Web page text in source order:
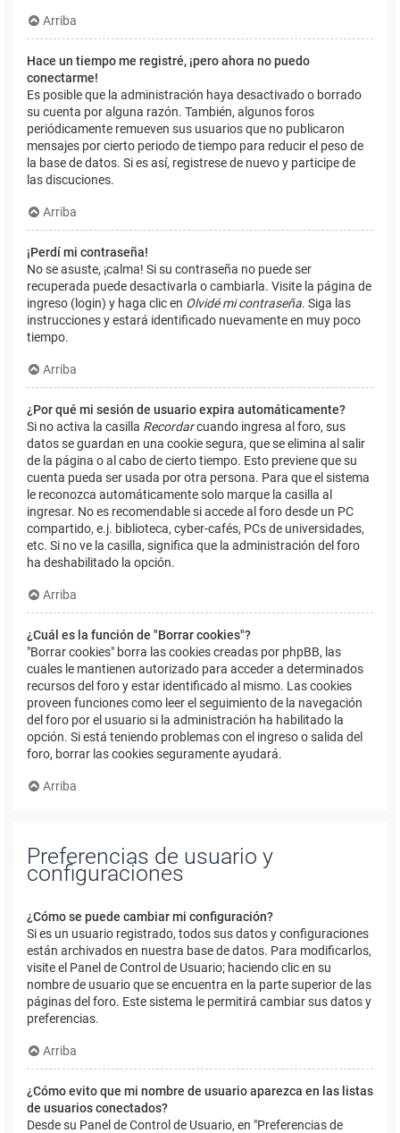
Arriba
Hace un tiempo me registré, ¡pero ahora no puedo
conectarme!
Es posible que la administración haya desactivado o borrado
su cuenta por alguna razón. También, algunos foros
periódicamente remueven sus usuarios que no publicaron
mensajes por cierto periodo de tiempo para reducir el peso de
la base de datos. Si es así, registrese de nuevo y participe de
las discuciones.
Arriba
¡Perdí mi contraseña!
No se asuste, ¡calma! Si su contraseña no puede ser
recuperada puede desactivarla o cambiarla. Visite la página de
ingreso (login) y haga clic en Olvidé mi contraseña. Siga las
instrucciones y estará identificado nuevamente en muy poco
tiempo.
Arriba
¿Por qué mi sesión de usuario expira automáticamente?
Si no activa la casilla Recordarcuando ingresa al foro, sus
datos se guardan en una cookie segura, que se elimina al salir
de la página o al cabo de cierto tiempo. Esto previene que su
cuenta pueda ser usada por otra persona. Para que el sistema
le reconozca automáticamente solo marque la casilla al
ingresar. No es recomendable si accede al foro desde un PC
compartido, e.j. biblioteca, cyber-cafés, PCs de universidades,
etc. Si no ve la casilla, significa que la administración del foro
ha deshabilitado la opción.
Arriba
¿Cuál es la función de "Borrar cookies"?
"Borrar cookies" borra las cookies creadas por phpBB, las
cuales le mantienen autorizado para acceder a determinados
recursos del foro y estar identificado al mismo. Las cookies
proveen funciones como leer el seguimiento de la navegación
del foro por el usuario si la administración ha habilitado la
opción. Si está teniendo problemas con el ingreso o salida del
foro, borrar las cookies seguramente ayudará.
Arriba
Preferencias de usuario y
configuraciones
¿Cómo se puede cambiar mi configuración?
Si es un usuario registrado, todos sus datos y configuraciones
están archivados en nuestra base de datos. Para modificarlos,
visite el Panel de Control de Usuario; haciendo clic en su
nombre de usuario que se encuentra en la parte superior de las
páginas del foro. Este sistema le permitirá cambiar sus datos y
preferencias.
Arriba
¿Cómo evito que mi nombre de usuario aparezca en las listas
de usuarios conectados?
Desde su Panel de Control de Usuario, en "Preferencias de